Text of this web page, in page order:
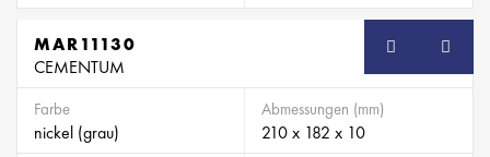
MAR11130
CEMENTUM
Farbe
nickel (grau)
Abmessungen (mm)
210 x 182 x 10